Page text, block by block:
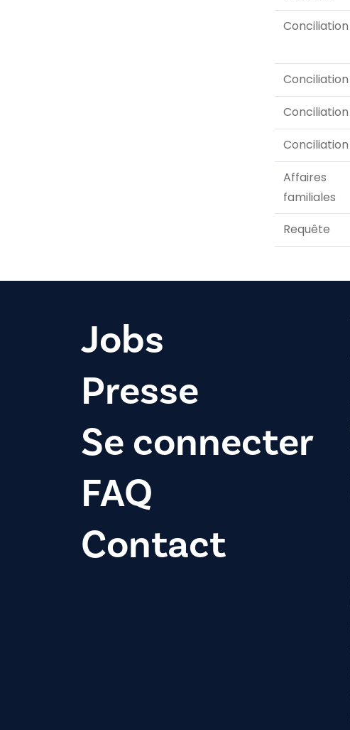
Conciliation
Conciliation
Conciliation
Conciliation
Affaires
familiales
Requête
Jobs
Presse
Se connecter
FAQ
Contact